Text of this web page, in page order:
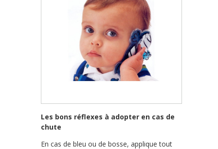
Les bons réflexes à adopter en cas de
chute
En cas de bleu ou de bosse, applique tout